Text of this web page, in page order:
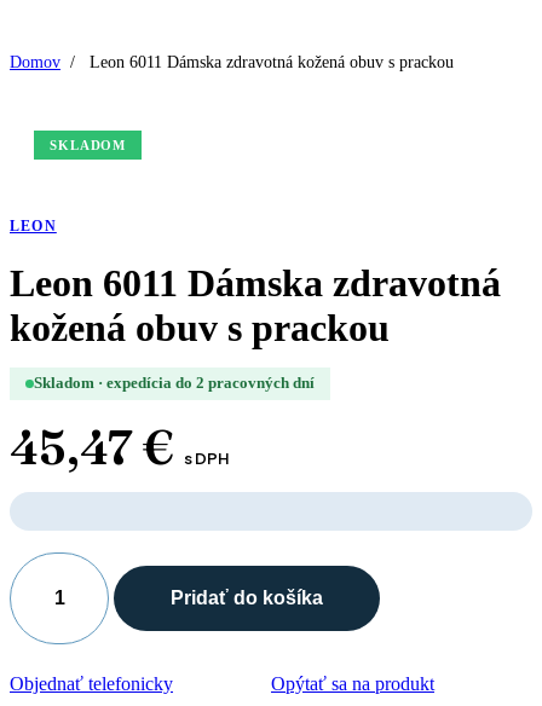
Domov / Leon 6011 Dámska zdravotná kožená obuv s prackou
SKLADOM
LEON
Leon 6011 Dámska zdravotná
kožená obuv s prackou
Skladom · expedícia do 2 pracovných dní
45,47€ s DPH
množstvo
Leon
Dámska
zdravotná
Pridať do košíka
Objednať telefonicky Opýtať sa na produkt